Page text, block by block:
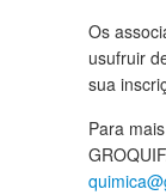
Os
usufruir
sua
Para